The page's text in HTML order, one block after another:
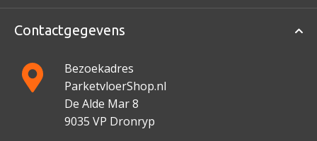
Contactgegevens
Bezoekadres
ParketvloerShop.nl
De Alde Mar 8
9035 VP Dronryp